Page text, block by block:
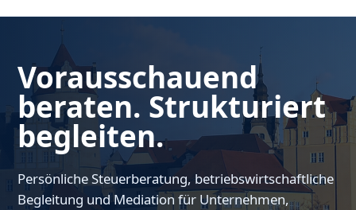
Vorausschauend
beraten. Strukturiert
begleiten.
Persönliche Steuerberatung, betriebswirtschaftliche
Begleitung und Mediation für Unternehmen,